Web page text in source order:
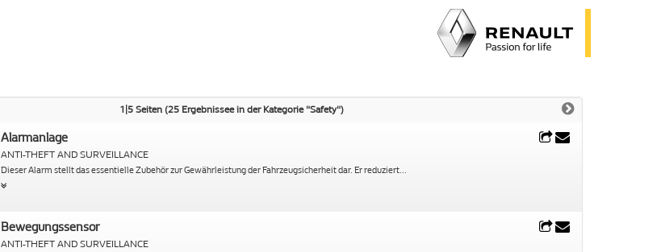
1|5 Seiten (25 Ergebnissee in der Kategorie "Safety")
Alarmanlage
ANTI-THEFT AND SURVEILLANCE
Dieser Alarm stellt das essentielle Zubehör zur Gewährleistung der Fahrzeugsicherheit dar. Er reduziert...
Bewegungssensor
ANTI-THEFT AND SURVEILLANCE